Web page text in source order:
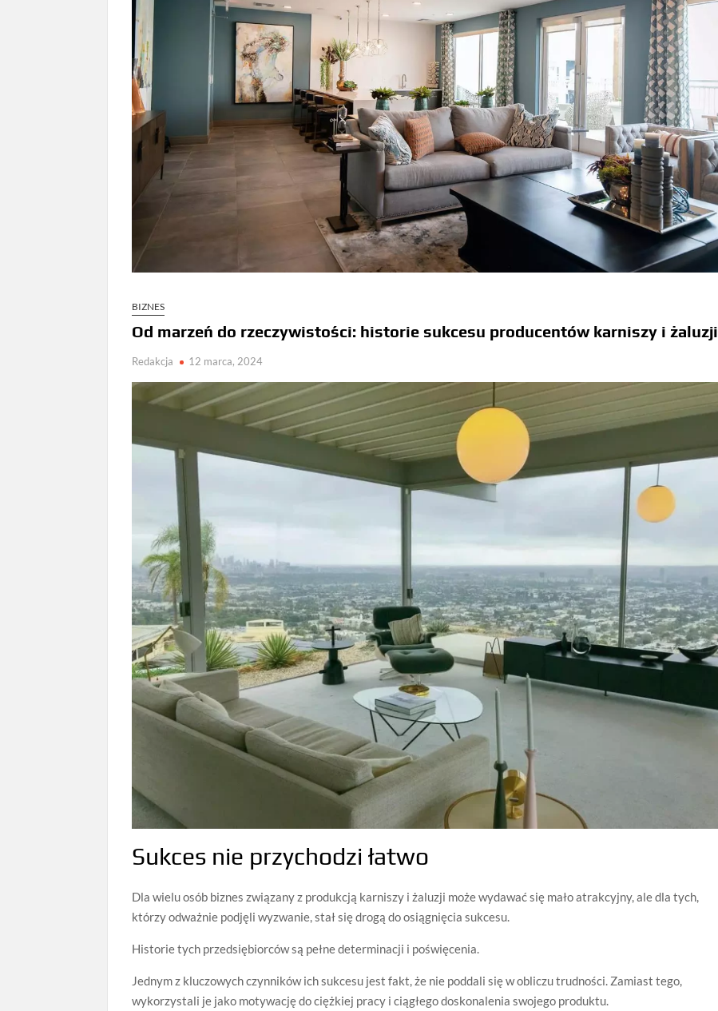
BIZNES
Od marzeń do rzeczywistości: historie sukcesu producentów karniszy i żaluzji
Redakcja 12 marca, 2024
Sukces nie przychodzi łatwo
Dla wielu osób biznes związany z produkcją karniszy i żaluzji może wydawać się mało atrakcyjny, ale dla tych,
którzy odważnie podjęli wyzwanie, stał się drogą do osiągnięcia sukcesu.
Historie tych przedsiębiorców są pełne determinacji i poświęcenia.
Jednym z kluczowych czynników ich sukcesu jest fakt, że nie poddali się w obliczu trudności. Zamiast tego,
wykorzystali je jako motywację do ciężkiej pracy i ciągłego doskonalenia swojego produktu.